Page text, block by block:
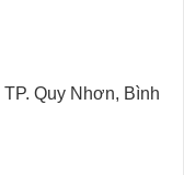
Quy Nhơn, Bình